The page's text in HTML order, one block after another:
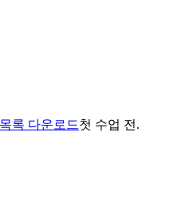
록 다운로드첫 수업 전.